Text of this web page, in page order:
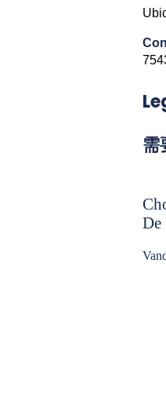
需
De